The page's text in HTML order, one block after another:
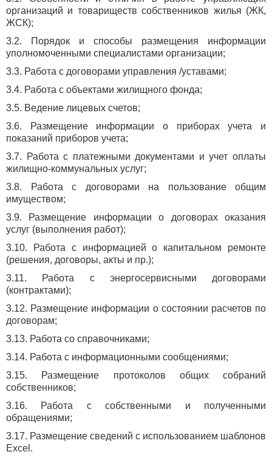
организаций и товариществ собственников жилья (ЖК,
ЖСК);
3.2. Порядок и способы размещения информации
уполномоченными специалистами организации;
3.3. Работа с договорами управления /уставами;
3.4. Работа с объектами жилищного фонда;
3.5. Ведение лицевых счетов;
3.6. Размещение информации о приборах учета и
показаний приборов учета;
3.7. Работа с платежными документами и учет оплаты
жилищно-коммунальных услуг;
3.8. Работа с договорами на пользование общим
имуществом;
3.9. Размещение информации о договорах оказания
услуг (выполнения работ);
3.10. Работа с информацией о капитальном ремонте
(решения, договоры, акты и пр.);
3.11. Работа с энергосервисными договорами
(контрактами);
3.12. Размещение информации о состоянии расчетов по
договорам;
3.13. Работа со справочниками;
3.14. Работа с информационными сообщениями;
3.15. Размещение протоколов общих собраний
собственников;
3.16. Работа с собственными и полученными
обращениями;
3.17. Размещение сведений с использованием шаблонов
Excel.